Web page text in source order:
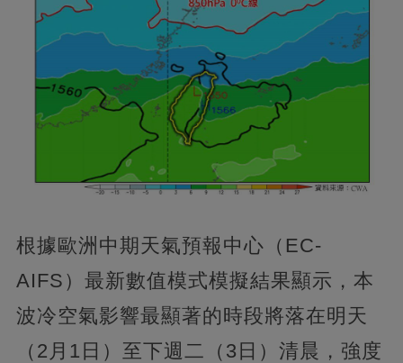
根據歐洲中期天氣預報中心（EC-
AIFS）最新數值模式模擬結果顯示，本
波冷空氣影響最顯著的時段將落在明天
（2月1日）至下週二（3日）清晨，強度